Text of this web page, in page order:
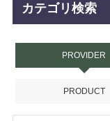
カテゴリ検索
PROVIDER
PRODUCT